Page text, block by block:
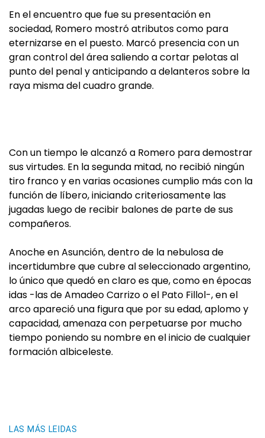
En el encuentro que fue su presentación en
sociedad, Romero mostró atributos como para
eternizarse en el puesto. Marcó presencia con un
gran control del área saliendo a cortar pelotas al
punto del penal y anticipando a delanteros sobre la
raya misma del cuadro grande.
Con un tiempo le alcanzó a Romero para demostrar
sus virtudes. En la segunda mitad, no recibió ningún
tiro franco y en varias ocasiones cumplio más con la
función de líbero, iniciando criteriosamente las
jugadas luego de recibir balones de parte de sus
compañeros.
Anoche en Asunción, dentro de la nebulosa de
incertidumbre que cubre al seleccionado argentino,
lo único que quedó en claro es que, como en épocas
idas -las de Amadeo Carrizo o el Pato Fillol-, en el
arco apareció una figura que por su edad, aplomo y
capacidad, amenaza con perpetuarse por mucho
tiempo poniendo su nombre en el inicio de cualquier
formación albiceleste.
LAS MÁS LEIDAS